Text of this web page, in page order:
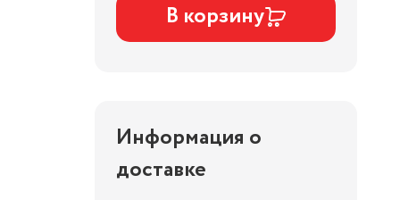
В корзину
Информация о
доставке